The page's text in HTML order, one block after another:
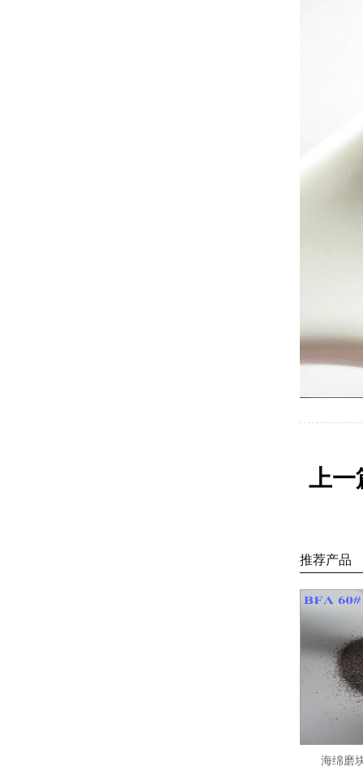
上一
推荐产品
海绵磨